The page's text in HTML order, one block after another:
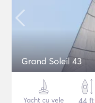
Grand Soleil 43
Yacht cu vele
44 ft